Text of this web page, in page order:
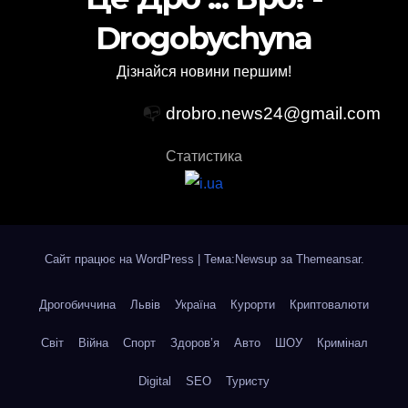
Drogobychyna
Дізнайся новини першим!
📭 drobro.news24@gmail.com
Статистика
Сайт працює на WordPress Тема:Newsup за Themeansar.
Дрогобиччина Львів Україна Курорти Криптовалюти
Світ Війна Спорт Здоров’я Авто ШОУ Кримінал
Digital SEO Туристу